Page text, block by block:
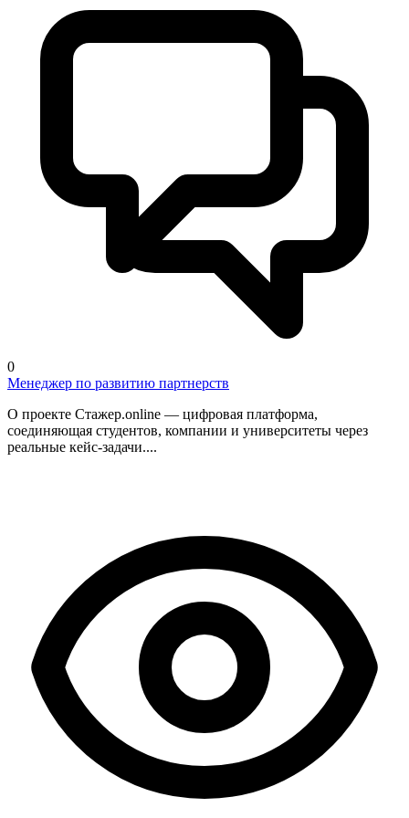
0
Менеджер по развитию партнерств
О проекте Стажер.online — цифровая платформа,
соединяющая студентов, компании и университеты через
реальные кейс-задачи....